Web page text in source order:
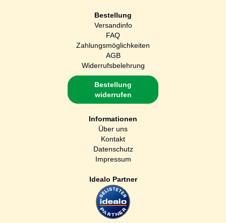
Bestellung
Versandinfo
FAQ
Zahlungsmöglichkeiten
AGB
Widerrufsbelehrung
Bestellung
widerrufen
Informationen
Über uns
Kontakt
Datenschutz
Impressum
Idealo Partner